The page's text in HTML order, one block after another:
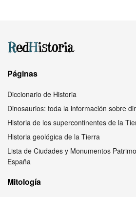
Páginas
Diccionario de Historia
Dinosaurios: toda la información sobre
Historia de los supercontinentes de la
Historia geológica de la Tierra
Lista de Ciudades y Monumentos
España
Mitología